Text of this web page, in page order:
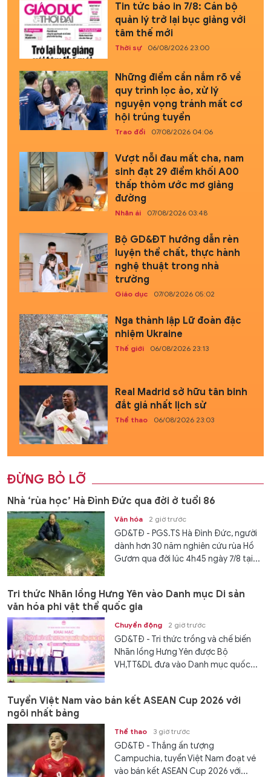
Tin tức báo in 7/8: Cán bộ
quản lý trở lại bục giảng với
tâm thế mới
Thời sự 06/08/2026 23:00
Những điểm cần nắm rõ về
quy trình lọc ảo, xử lý
nguyện vọng tránh mất cơ
hội trúng tuyển
Trao đổi 07/08/2026 04:06
Vượt nỗi đau mất cha, nam
sinh đạt 29 điểm khối A00
thấp thỏm ước mơ giảng
đường
Nhân ái 07/08/2026 03:48
Bộ GD&ĐT hướng dẫn rèn
luyện thể chất, thực hành
nghệ thuật trong nhà
trường
Giáo dục 07/08/2026 05:02
Nga thành lập Lữ đoàn đặc
nhiệm Ukraine
Thế giới 06/08/2026 23:13
Real Madrid sở hữu tân binh
đắt giá nhất lịch sử
Thể thao 06/08/2026 23:03
ĐỪNG BỎ LỠ
Nhà ‘rùa học’ Hà Đình Đức qua đời ở tuổi 86
Văn hóa 2 giờ trước
GD&TĐ - PGS.TS Hà Đình Đức, người
dành hơn 30 năm nghiên cứu rùa Hồ
Gươm qua đời lúc 4h45 ngày 7/8 tại...
Tri thức Nhãn lồng Hưng Yên vào Danh mục Di sản
văn hóa phi vật thể quốc gia
Chuyển động 2 giờ trước
GD&TĐ - Tri thức trồng và chế biến
Nhãn lồng Hưng Yên được Bộ
VH,TT&DL đưa vào Danh mục quốc...
Tuyển Việt Nam vào bán kết ASEAN Cup 2026 với
ngôi nhất bảng
Thể thao 3 giờ trước
GD&TĐ - Thắng ấn tượng
Campuchia, tuyển Việt Nam đoạt vé
vào bán kết ASEAN Cup 2026 với...